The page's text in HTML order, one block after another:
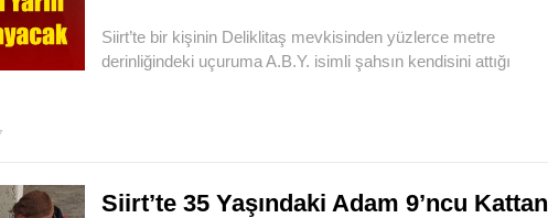
Siirt’te bir kişinin Deliklitaş mevkisinden yüzlerce metre
derinliğindeki uçuruma A.B.Y. isimli şahsın kendisini attığı
Siirt’te 35 Yaşındaki Adam 9’ncu Kattan